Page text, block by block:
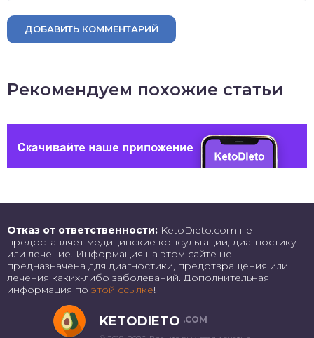
ДОБАВИТЬ КОММЕНТАРИЙ
Рекомендуем похожие статьи
Отказ от ответственности: KetoDieto.com не
предоставляет медицинские консультации, диагностику
или лечение. Информация на этом сайте не
предназначена для диагностики, предотвращения или
лечения каких-либо заболеваний. Дополнительная
информация по этой ссылке!
KETODIETO .COM